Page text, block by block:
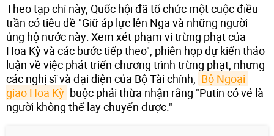
Theo tạp chí này, Quốc hội đã tổ chức một cuộc điều
trần có tiêu đề "Giữ áp lực lên Nga và những người
ủng hộ nước này: Xem xét phạm vi trừng phạt của
Hoa Kỳ và các bước tiếp theo", phiên họp dự kiến ​​thảo
luận về việc phát triển chương trình trừng phạt, nhưng
các nghị sĩ và đại diện của Bộ Tài chính,
Bộ Ngoại
giao Hoa Kỳ buộc phải thừa nhận rằng "Putin có vẻ là
người không thể lay chuyển được."